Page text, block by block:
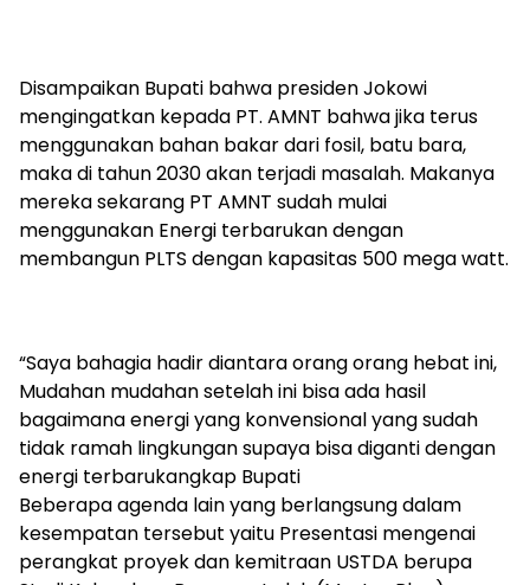
Disampaikan Bupati bahwa presiden Jokowi
mengingatkan kepada PT. AMNT bahwa jika terus
menggunakan bahan bakar dari fosil, batu bara,
maka di tahun 2030 akan terjadi masalah. Makanya
mereka sekarang PT AMNT sudah mulai
menggunakan Energi terbarukan dengan
membangun PLTS dengan kapasitas 500 mega watt.
“Saya bahagia hadir diantara orang orang hebat ini,
Mudahan mudahan setelah ini bisa ada hasil
bagaimana energi yang konvensional yang sudah
tidak ramah lingkungan supaya bisa diganti dengan
energi terbarukangkap Bupati
Beberapa agenda lain yang berlangsung dalam
kesempatan tersebut yaitu Presentasi mengenai
perangkat proyek dan kemitraan USTDA berupa